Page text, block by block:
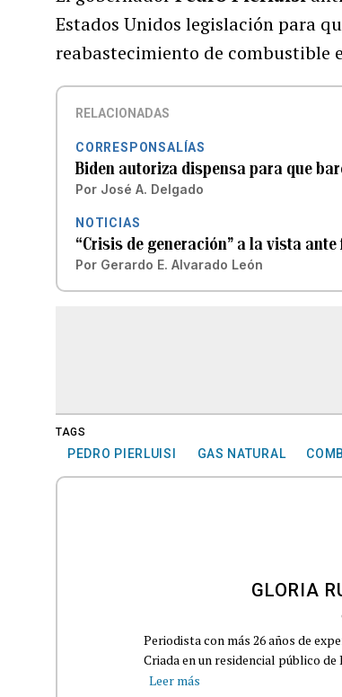
Estados Unidos legislación para
reabastecimiento de combustible
RELACIONADAS
CORRESPONSALÍAS
Biden autoriza dispensa para que
Por José A. Delgado
NOTICIAS
“Crisis de generación” a la vista
Por Gerardo E. Alvarado León
TAGS
PEDRO PIERLUISI GAS NATURAL
GLORIA
Periodista con más 26 años de
Criada en un residencial público de
Leer más